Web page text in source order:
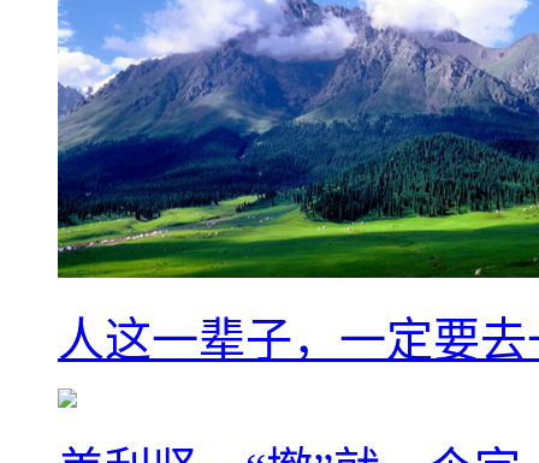
人这一辈子，一定要